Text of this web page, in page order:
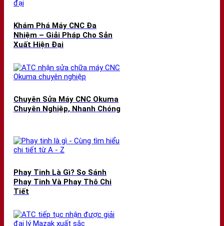
Khám Phá Máy CNC Đa
Nhiệm – Giải Pháp Cho Sản
Xuất Hiện Đại
Chuyên Sửa Máy CNC Okuma
Chuyên Nghiệp, Nhanh Chóng
Phay Tinh Là Gì? So Sánh
Phay Tinh Và Phay Thô Chi
Tiết